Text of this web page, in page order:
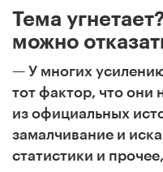
Тема
можно
— У многих
тот фактор, что
из официальных
замалчивание и
статистики и